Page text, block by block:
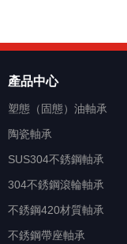
產品中心
塑態（固態）油軸承
陶瓷軸承
SUS304不銹鋼軸承
304不銹鋼滾輪軸承
不銹鋼420材質軸承
不銹鋼帶座軸承